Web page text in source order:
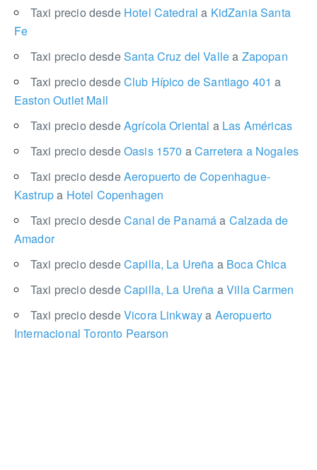
Taxi precio desde Hotel Catedrala KidZania Santa
Fe
Taxi precio desdeSanta Cruz del Vallea Zapopan
Taxi precio desdeClub Hípico de Santiago 401a
Easton Outlet Mall
Taxi precio desdeAgrícola Oriental aLas Américas
Taxi precio desdeOasis 1570 aCarretera a Nogales
Taxi precio desdeAeropuerto de Copenhague-
Kastrupa Hotel Copenhagen
Taxi precio desdeCanal de Panamáa Calzada de
Amador
Taxi precio desdeCapilla, La Ureña aBoca Chica
Taxi precio desdeCapilla, La Ureña aVilla Carmen
Taxi precio desdeVicora Linkwaya Aeropuerto
Internacional Toronto Pearson